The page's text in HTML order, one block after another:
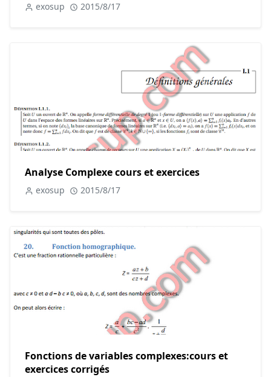
exosup 2015/8/17
Analyse Complexe cours et exercices
exosup 2015/8/17
Fonctions de variables complexes:cours et
exercices corrigés